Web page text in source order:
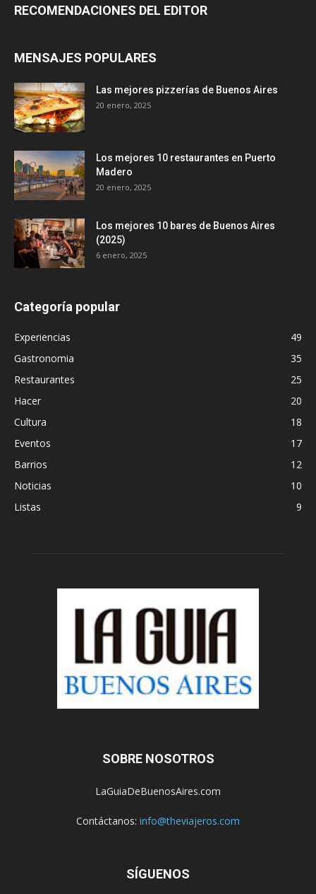
RECOMENDACIONES DEL EDITOR
MENSAJES POPULARES
Las mejores pizzerías de Buenos Aires
20 enero, 2025
Los mejores 10 restaurantes en Puerto
Madero
20 enero, 2025
Los mejores 10 bares de Buenos Aires
(2025)
6 enero, 2025
Categoría popular
Experiencias
49
Gastronomia
35
Restaurantes
25
Hacer
20
Cultura
18
Eventos
17
Barrios
12
Noticias
10
Listas
9
SOBRE NOSOTROS
LaGuiaDeBuenosAires.com
Contáctanos: info@theviajeros.com
SÍGUENOS